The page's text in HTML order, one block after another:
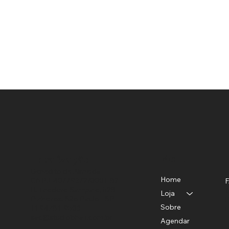
Home
Loja
Sobre
Agendar